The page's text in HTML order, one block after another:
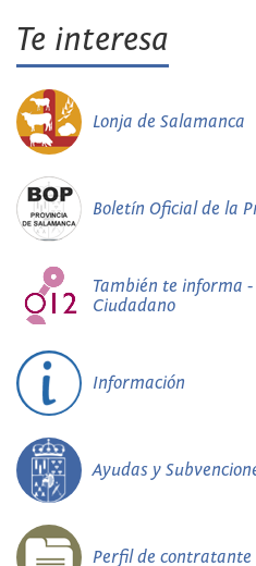
Te interesa
Lonja de Salamanca
Boletín Oficial de la
También te informa -
Ciudadano
Información
Ayudas y
Perfil de contratante